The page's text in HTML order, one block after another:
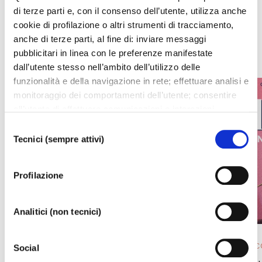
di terze parti e, con il consenso dell’utente, utilizza anche
cookie di profilazione o altri strumenti di tracciamento,
anche di terze parti, al fine di: inviare messaggi
pubblicitari in linea con le preferenze manifestate
dall’utente stesso nell’ambito dell’utilizzo delle
funzionalità e della navigazione in rete; effettuare analisi e
monitoraggio dei comportamenti dell’utente; consentire
TUTTI”, l’utente acconsente all’uso di tutti i cookie non
tecnici, inclusi quindi quelli di profilazione, analitici e
social. Il consenso è facoltativo e può essere revocato in
qualsiasi momento. Se l’utente desidera modificare le
sinistra dello schermo. Per sapere di più sui cookie che
da dove è
questo banner - cliccando sulla X in alto a destra -
delTecnici (sempre attivi)
Profilazione
Analitici (non tecnici)
Social
WHAT'S ON
OPERA 2025/ 26 EVENTO IN